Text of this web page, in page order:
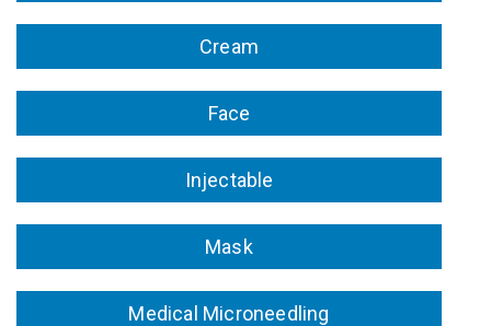
Cream
Face
Injectable
Mask
Medical Microneedling